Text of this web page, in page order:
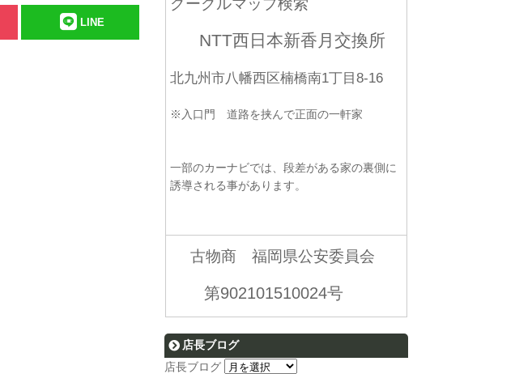
LINE
グーグルマップ検索
NTT西日本新香月交換所
北九州市八幡西区楠橋南1丁目8-16
※入口門 道路を挟んで正面の一軒家
一部のカーナビでは、段差がある家の裏側に
誘導される事があります。
古物商 福岡県公安委員会
第902101510024号
店長ブログ
店長ブログ